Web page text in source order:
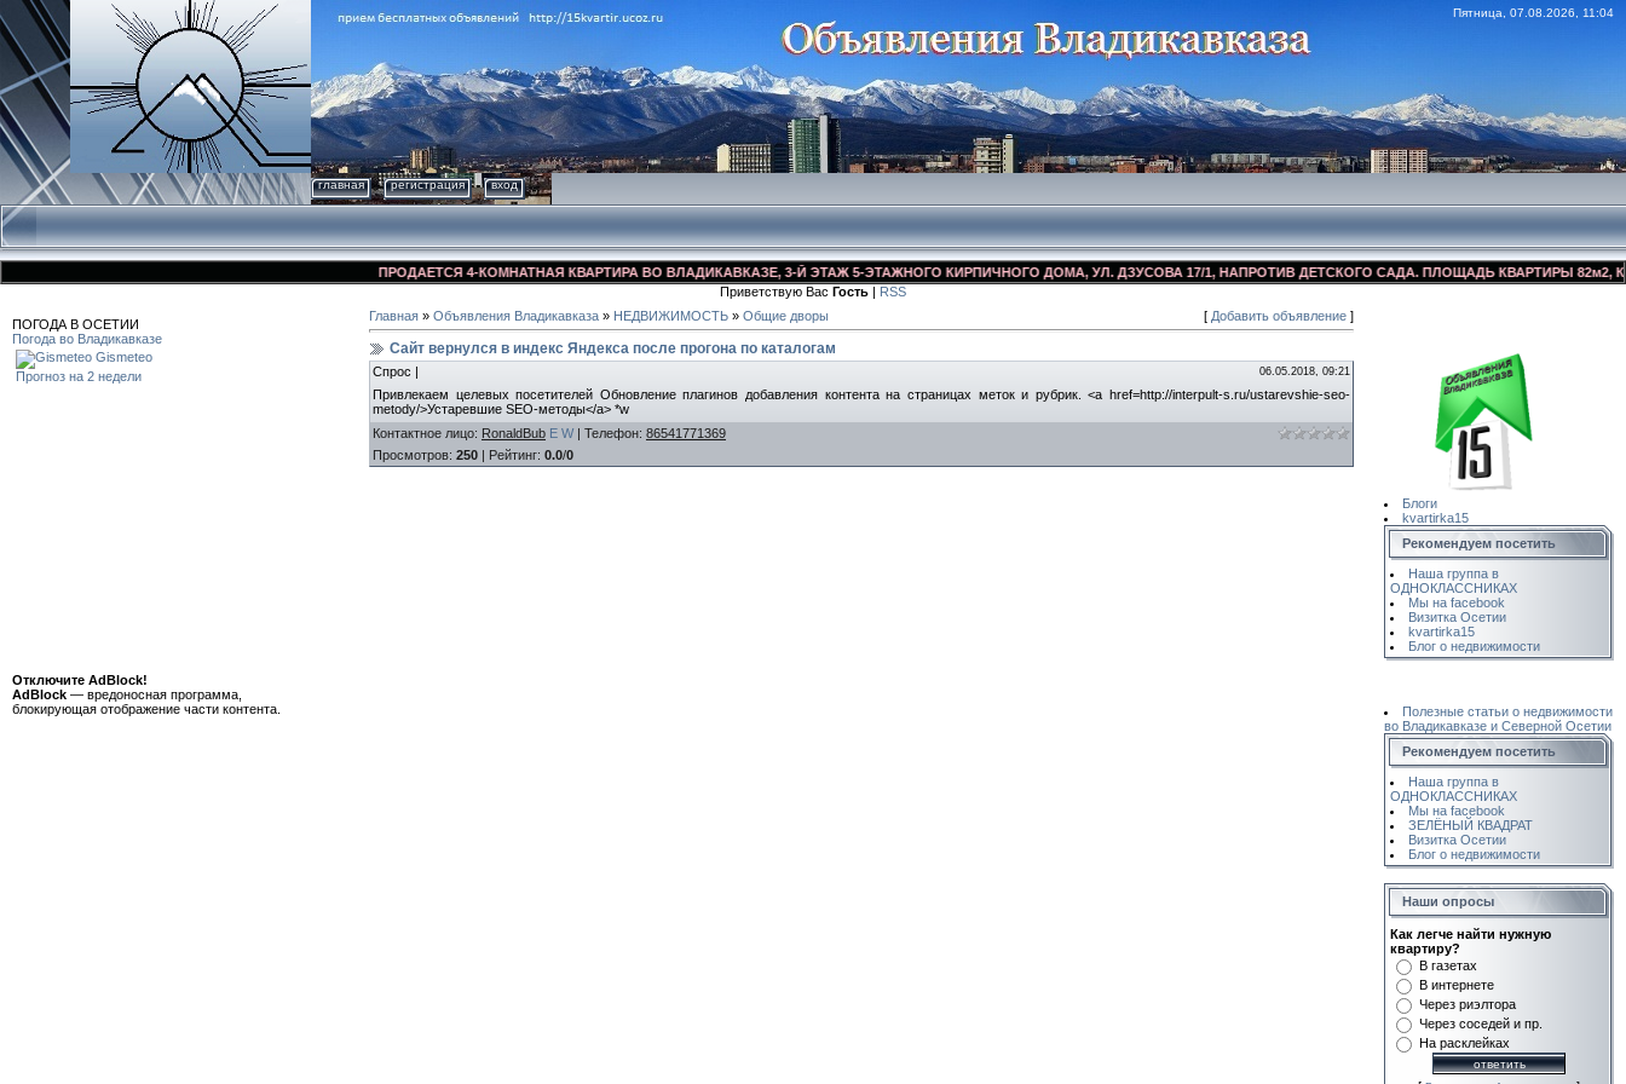
Пятница, 07.08.2026, 11:04
главная регистрация вход
ПРОДАЕТСЯ 4-КОМНАТНАЯ КВАРТИРА ВО ВЛАДИКАВКАЗЕ, 3-Й ЭТАЖ 5-ЭТАЖНОГО КИРПИЧНОГО ДОМА, УЛ. ДЗУСОВА 17/1, НАПРОТИВ ДЕТСКОГО САДА. ПЛОЩАДЬ КВАРТИРЫ 82м2,
Приветствую Вас Гость | RSS
ПОГОДА В ОСЕТИИ
Погода во Владикавказе
Gismeteo
Прогноз на 2 недели
Отключите AdBlock!
AdBlock — вредоносная программа,
блокирующая отображение части контента.
Главная » Объявления Владикавказа » НЕДВИЖИМОСТЬ » Общие дворы [ Добавить объявление ]
Сайт вернулся в индекс Яндекса после прогона по каталогам
Спрос | 06.05.2018, 09:21
Привлекаем целевых посетителей Обновление плагинов добавления контента на страницах меток и рубрик. <a href=http://interpult-s.ru/ustarevshie-seo-
metody/>Устаревшие SEO-методы</a> *w
Контактное лицо: RonaldBub E W | Телефон: 86541771369
Просмотров: 250 | Рейтинг: 0.0/0
Блоги
kvartirka15
Рекомендуем посетить
Наша группа в
ОДНОКЛАССНИКАХ
Мы на facebook
Визитка Осетии
kvartirka15
Блог о недвижимости
Полезные статьи о недвижимости
во Владикавказе и Северной Осетии
Рекомендуем посетить
Наша группа в
ОДНОКЛАССНИКАХ
Мы на facebook
ЗЕЛЁНЫЙ КВАДРАТ
Визитка Осетии
Блог о недвижимости
Наши опросы
Как легче найти нужную
квартиру?
В газетах
В интернете
Через риэлтора
Через соседей и пр.
На расклейках